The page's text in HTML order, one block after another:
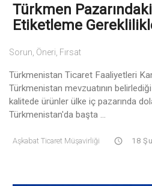
Türkmen
Etiketleme
Sorun, Öneri, Fırsat
Türkmenistan Ticaret Faaliyetleri
Türkmenistan mevzuatının
kalitede ürünler ülke iç pazarında
Türkmenistan'da başta ...
Aşkabat Ticaret Müşavirliği 18